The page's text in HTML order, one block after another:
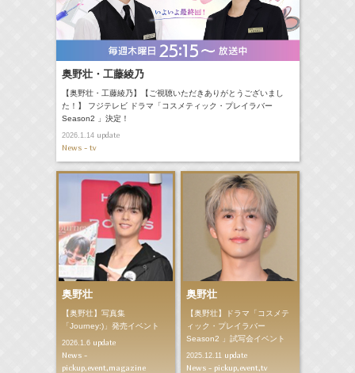
奥野壮・工藤綾乃
【奥野壮・工藤綾乃】【ご視聴いただきありがとうございまし
た！】 フジテレビ ドラマ「コスメティック・プレイラバー
Season2 」決定！
2026.1.14update
News - tv
奥野壮
【奥野壮】写真集
「Journey:)」発売イベント
2026.1.6update
News -
pickup,event,magazine
奥野壮
【奥野壮】ドラマ「コスメテ
ィック・プレイラバー
Season2 」試写会イベント
2025.12.11 update
News - pickup,event,tv